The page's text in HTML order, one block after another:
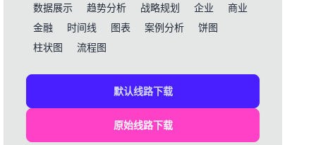
数据展示
趋势分析 战略规划 企业
商业
金融
时间线 图表 案例分析
饼图
柱状图
流程图
默认线路下载
原始线路下载